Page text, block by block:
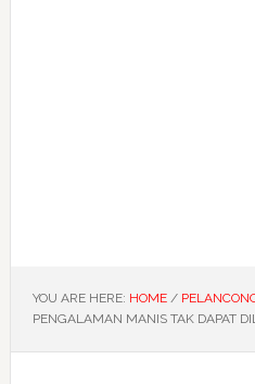
YOU ARE HERE: HOME /
PENGALAMAN MANIS TAK DAPAT